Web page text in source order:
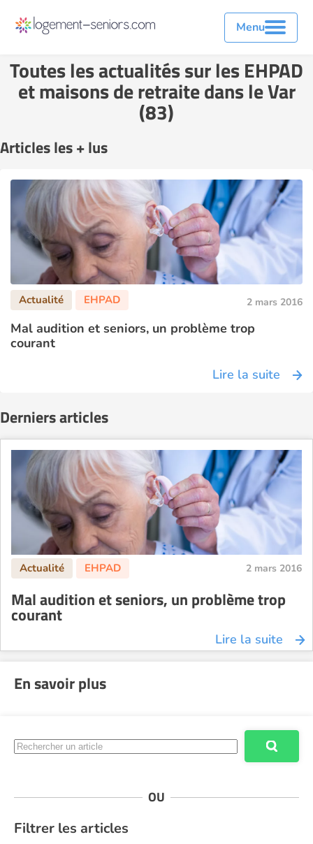
Menu
Toutes les actualités sur les EHPAD
et maisons de retraite dans le Var
(83)
En savoir plus
OU
Filtrer les articles
Articles les + lus
2 mars 2016
Mal audition et seniors, un problème trop
courant
Lire la suite
Derniers articles
2 mars 2016
Mal audition et seniors, un problème trop
courant
Lire la suite